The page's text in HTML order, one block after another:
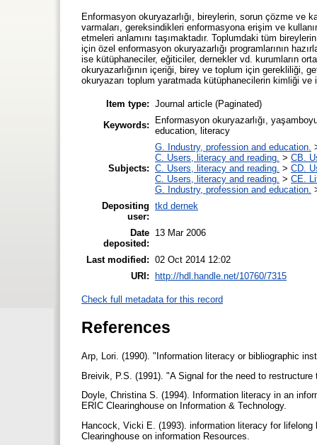
Enformasyon okuryazarlığı, bireylerin, sorun çözme ve
varmaları, gereksindikleri enformasyona erişim ve
etmeleri anlamını taşımaktadır. Toplumdaki tüm
için özel enformasyon okuryazarlığı programlarının
ise kütüphaneciler, eğiticiler, dernekler vd. kurumların
okuryazarlığının içeriği, birey ve toplum için gerekliliği,
okuryazarı toplum yaratmada kütüphanecilerin kimliği ve
Item type: Journal article (Paginated)
Keywords:
Enformasyon okuryazarlığı,
education, literacy
Subjects:
G. Industry, profession and education.
C. Users, literacy and reading. > CB.
C. Users, literacy and reading. > CD.
C. Users, literacy and reading. > CE.
G. Industry, profession and education.
Depositing
user:
tkd dernek
Date
deposited:
13 Mar 2006
Last modified: 02 Oct 2014 12:02
URI:
http://hdl.handle.net/10760/7315
Check full metadata for this record
References
Arp, Lori. (1990). "Information literacy or bibliographic
Breivik, P.S. (1991). "A Signal for the need to
Doyle, Christina S. (1994). Information literacy in an
ERIC Clearinghouse on Information & Technology.
Hancock, Vicki E. (1993). information literacy for
Clearinghouse on information Resources.